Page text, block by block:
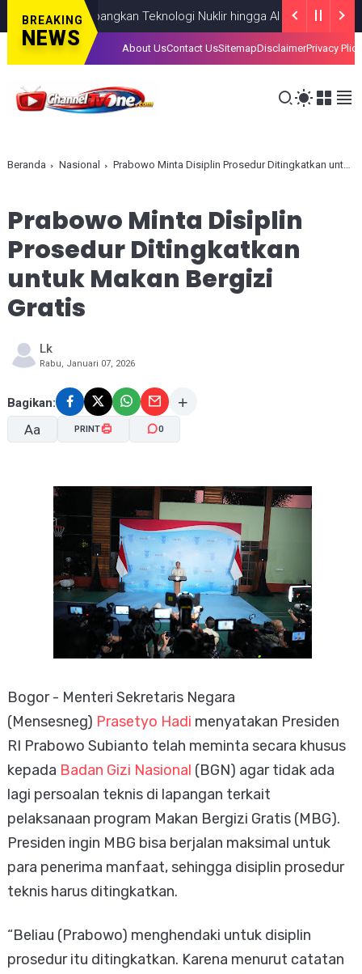
BREAKING
NEWS
Kembangkan Teknologi Nuklir hingga AI NASIONAL AUGUST
About UsContact UsSitemapDisclaimerPrivacy Plice
Beranda Nasional Prabowo Minta Disiplin Prosedur Ditingkatkan untuk Makan Bergizi Gratis
Prabowo Minta Disiplin
Prosedur Ditingkatkan
untuk Makan Bergizi
Gratis
Lk
Rabu, Januari 07, 2026
Bagikan:
Aa
A- A+
PRINT 0
Bogor - Menteri Sekretaris Negara
(Mensesneg) Prasetyo Hadi menyatakan Presiden
RI Prabowo Subianto telah meminta secara khusus
kepada Badan Gizi Nasional (BGN) agar tidak ada
lagi persoalan teknis di lapangan terkait
pelaksanaan program Makan Bergizi Gratis (MBG).
Presiden ingin MBG bisa berjalan maksimal untuk
para penerima manfaat, sehingga disiplin prosedur
teknis harus ditingkatkan.
“Beliau (Prabowo) menghendaki untuk disiplin
prosedur itu ditingkatkan. Karena menurut catatan